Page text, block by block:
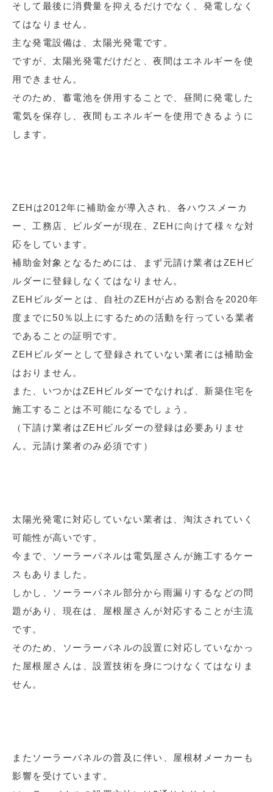
そして最後に消費量を抑えるだけでなく、発電しなく
てはなりません。
主な発電設備は、太陽光発電です。
ですが、太陽光発電だけだと、夜間はエネルギーを使
用できません。
そのため、蓄電池を併用することで、昼間に発電した
電気を保存し、夜間もエネルギーを使用できるように
します。
ZEHは2012年に補助金が導入され、各ハウスメーカ
ー、工務店、ビルダーが現在、ZEHに向けて様々な対
応をしています。
補助金対象となるためには、まず元請け業者はZEHビ
ルダーに登録しなくてはなりません。
ZEHビルダーとは、自社のZEHが占める割合を2020年
度までに50％以上にするための活動を行っている業者
であることの証明です。
ZEHビルダーとして登録されていない業者には補助金
はおりません。
また、いつかはZEHビルダーでなければ、新築住宅を
施工することは不可能になるでしょう。
（下請け業者はZEHビルダーの登録は必要ありませ
ん。元請け業者のみ必須です）
太陽光発電に対応していない業者は、淘汰されていく
可能性が高いです。
今まで、ソーラーパネルは電気屋さんが施工するケー
スもありました。
しかし、ソーラーパネル部分から雨漏りするなどの問
題があり、現在は、屋根屋さんが対応することが主流
です。
そのため、ソーラーパネルの設置に対応していなかっ
た屋根屋さんは、設置技術を身につけなくてはなりま
せん。
またソーラーパネルの普及に伴い、屋根材メーカーも
影響を受けています。